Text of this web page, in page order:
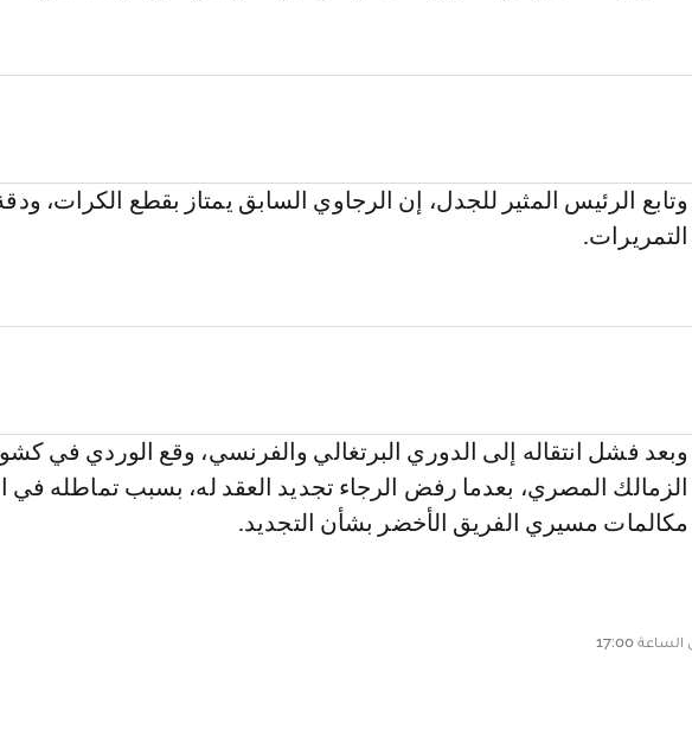
وتابع الرئيس المثير للجدل، إن الرجاوي السابق يمتاز بقطع الكرات،
التمريرات.
وبعد فشل انتقاله إلى الدوري البرتغالي والفرنسي، وقع الوردي في
الزمالك المصري، بعدما رفض الرجاء تجديد العقد له، بسبب تماطله في
مكالمات مسيري الفريق الأخضر بشأن التجديد.